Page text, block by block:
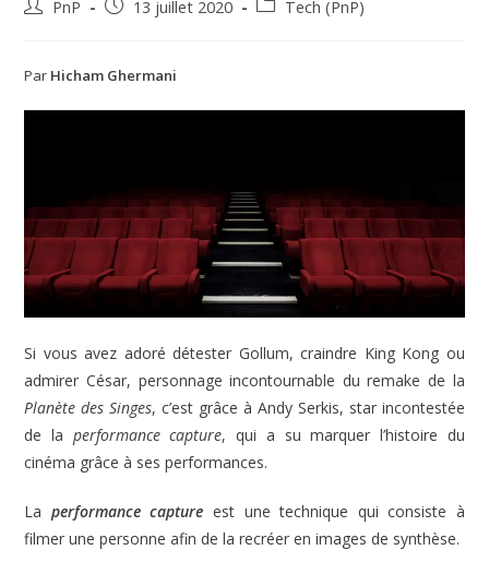
PnP 13 juillet 2020 Tech (PnP)
Par Hicham Ghermani
Si vous avez adoré détester Gollum, craindre King Kong ou
admirer César, personnage incontournable du remake de la
Planète des Singes, c’est grâce à Andy Serkis, star incontestée
de la performance capture, qui a su marquer l’histoire du
cinéma grâce à ses performances.
La performance capture est une technique qui consiste à
filmer une personne afin de la recréer en images de synthèse.